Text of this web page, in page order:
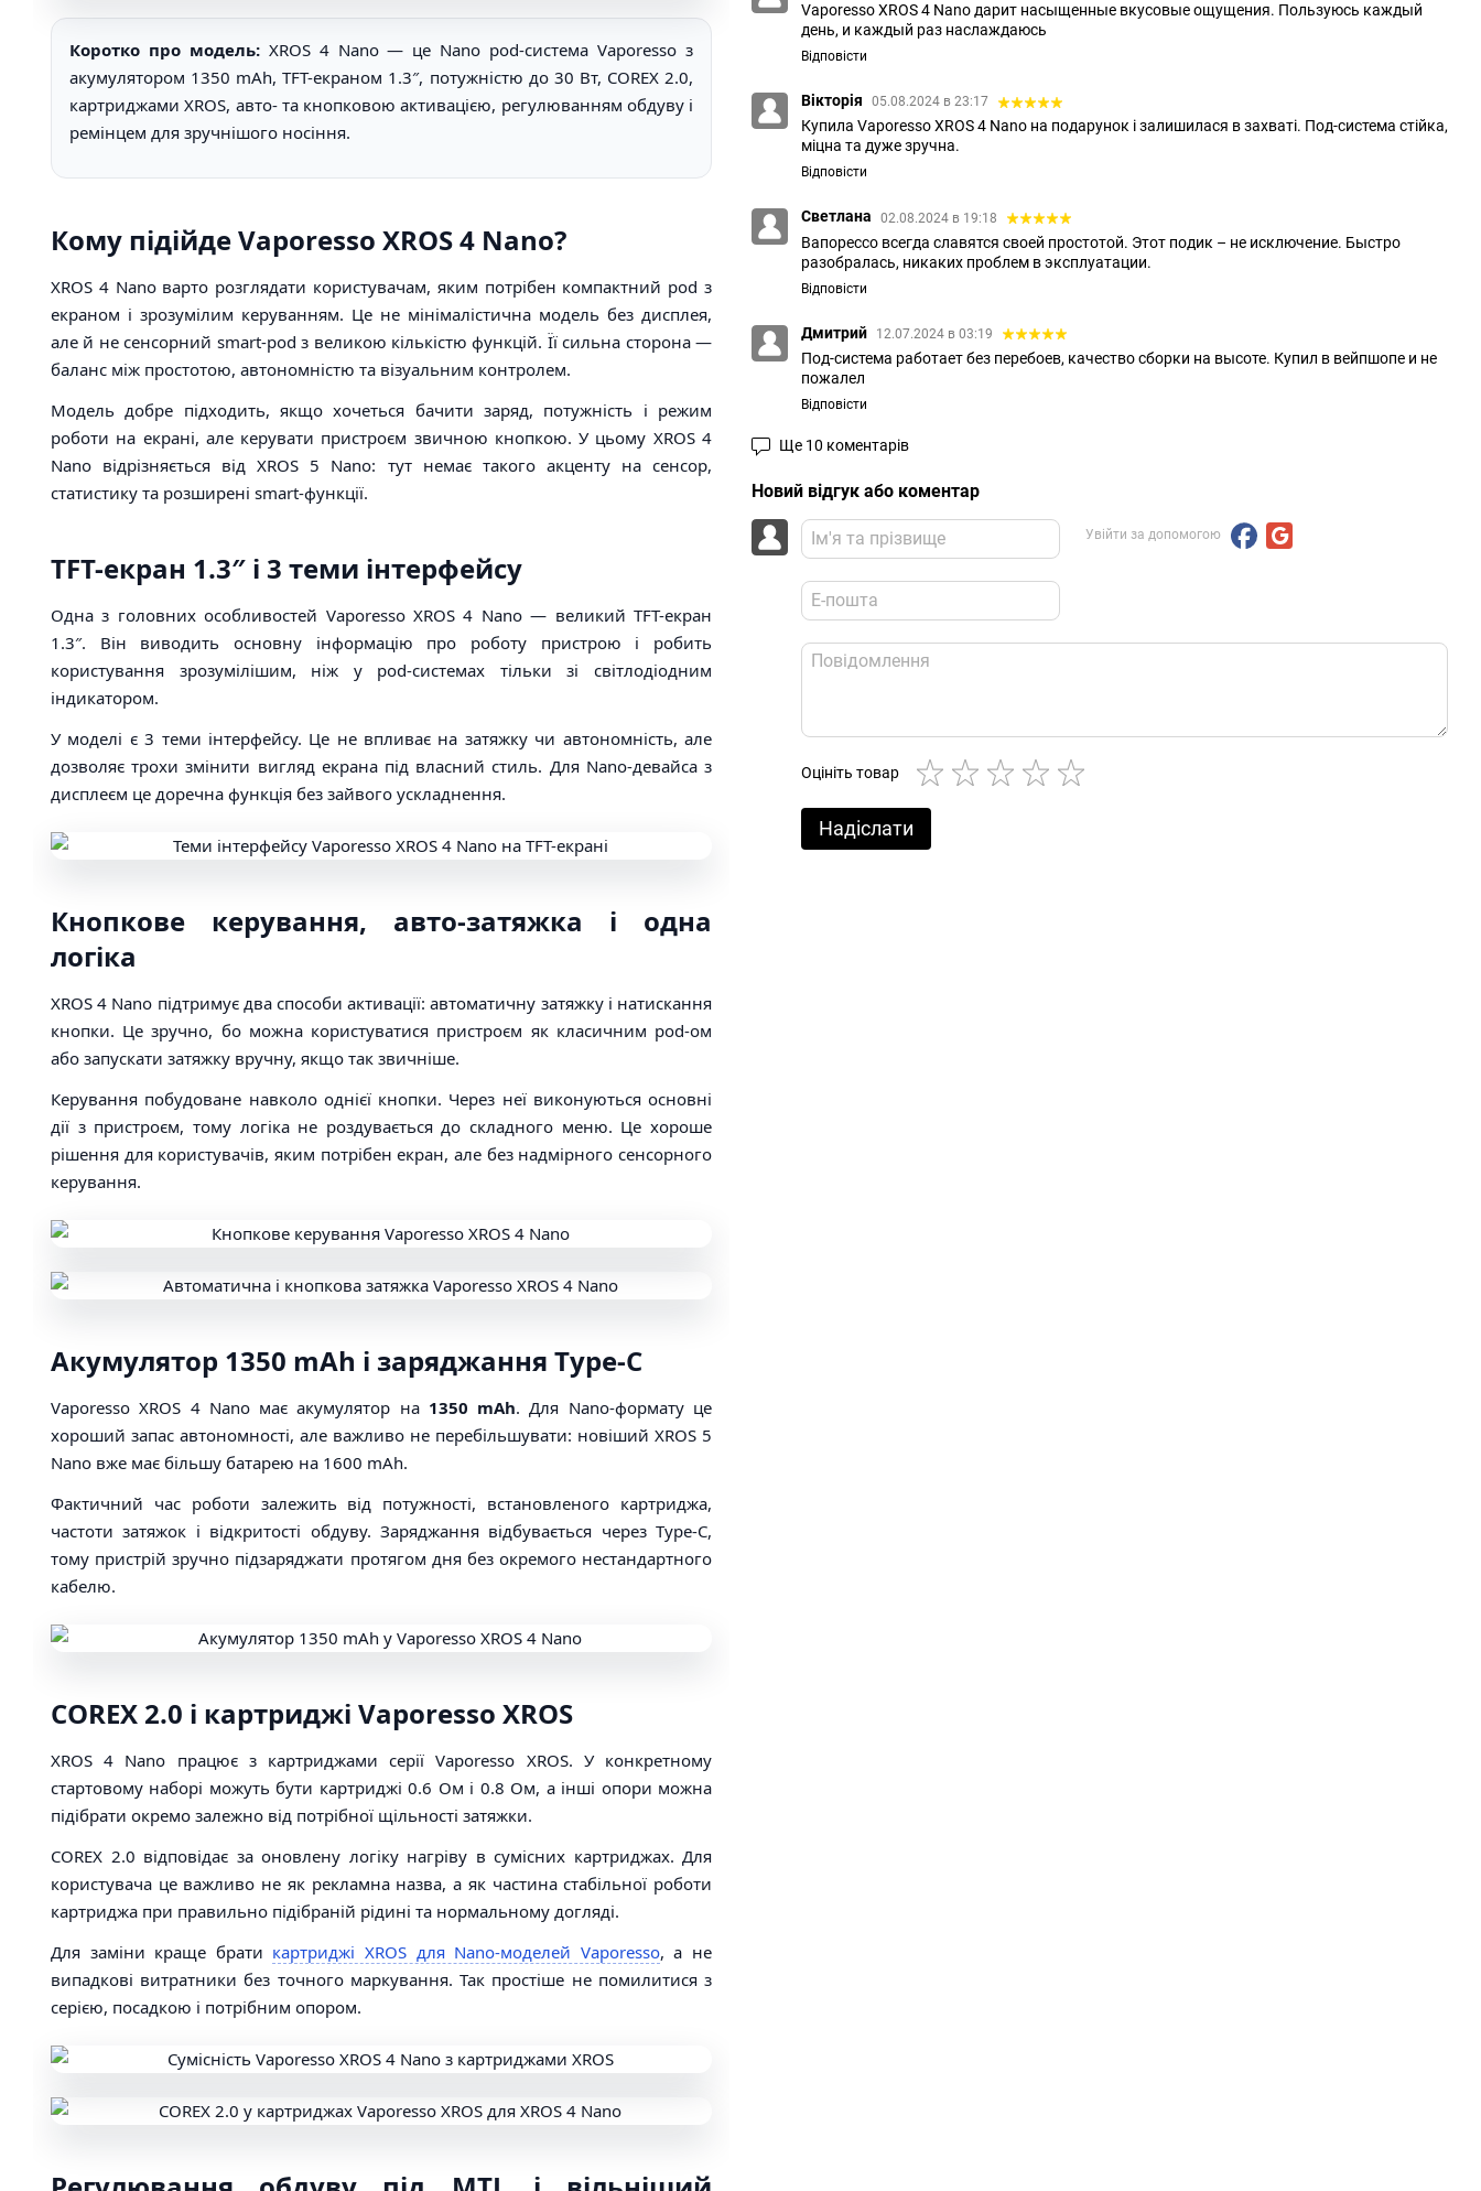
Коротко про модель:XROS 4 Nano — це Nano pod-система Vaporesso з
акумулятором 1350 mAh, TFT-екраном 1.3″, потужністю до 30 Вт, COREX 2.0,
картриджами XROS, авто- та кнопковою активацією, регулюванням обдуву і
ремінцем для зручнішого носіння.
Кому підійде Vaporesso XROS 4 Nano?
XROS 4 Nano варто розглядати користувачам, яким потрібен компактний pod з
екраном і зрозумілим керуванням. Це не мінімалістична модель без дисплея,
але й не сенсорний smart-pod з великою кількістю функцій. Її сильна сторона —
баланс між простотою, автономністю та візуальним контролем.
Модель добре підходить, якщо хочеться бачити заряд, потужність і режим
роботи на екрані, але керувати пристроєм звичною кнопкою. У цьому XROS 4
Nano відрізняється від XROS 5 Nano: тут немає такого акценту на сенсор,
статистику та розширені smart-функції.
TFT-екран 1.3″ і 3 теми інтерфейсу
Одна з головних особливостей Vaporesso XROS 4 Nano — великий TFT-екран
1.3″. Він виводить основну інформацію про роботу пристрою і робить
користування зрозумілішим, ніж у pod-системах тільки зі світлодіодним
індикатором.
У моделі є 3 теми інтерфейсу. Це не впливає на затяжку чи автономність, але
дозволяє трохи змінити вигляд екрана під власний стиль. Для Nano-девайса з
дисплеєм це доречна функція без зайвого ускладнення.
Кнопкове керування, авто-затяжка і одна
логіка
XROS 4 Nano підтримує два способи активації: автоматичну затяжку і натискання
кнопки. Це зручно, бо можна користуватися пристроєм як класичним pod-ом
або запускати затяжку вручну, якщо так звичніше.
Керування побудоване навколо однієї кнопки. Через неї виконуються основні
дії з пристроєм, тому логіка не роздувається до складного меню. Це хороше
рішення для користувачів, яким потрібен екран, але без надмірного сенсорного
керування.
Акумулятор 1350 mAh і заряджання Type-C
Vaporesso XROS 4 Nano має акумулятор на 1350 mAh. Для Nano-формату це
хороший запас автономності, але важливо не перебільшувати: новіший XROS 5
Nano вже має більшу батарею на 1600 mAh.
Фактичний час роботи залежить від потужності, встановленого картриджа,
частоти затяжок і відкритості обдуву. Заряджання відбувається через Type-C,
тому пристрій зручно підзаряджати протягом дня без окремого нестандартного
кабелю.
COREX 2.0 і картриджі Vaporesso XROS
XROS 4 Nano працює з картриджами серії Vaporesso XROS. У конкретному
стартовому наборі можуть бути картриджі 0.6 Ом і 0.8 Ом, а інші опори можна
підібрати окремо залежно від потрібної щільності затяжки.
COREX 2.0 відповідає за оновлену логіку нагріву в сумісних картриджах. Для
користувача це важливо не як рекламна назва, а як частина стабільної роботи
картриджа при правильно підібраній рідині та нормальному догляді.
Для заміни краще брати картриджі XROS для Nano-моделей Vaporesso, а не
випадкові витратники без точного маркування. Так простіше не помилитися з
серією, посадкою і потрібним опором.
Vaporesso XROS 4 Nano дарит насыщенные вкусовые ощущения. Пользуюсь каждый
день, и каждый раз наслаждаюсь
Відповісти
Вікторія 05.08.2024 в 23:17
Купила Vaporesso XROS 4 Nano на подарунок і залишилася в захваті. Под-система стійка,
міцна та дуже зручна.
Відповісти
Светлана 02.08.2024 в 19:18
Вапорессо всегда славятся своей простотой. Этот подик – не исключение. Быстро
разобралась, никаких проблем в эксплуатации.
Відповісти
Дмитрий 12.07.2024 в 03:19
Под-система работает без перебоев, качество сборки на высоте. Купил в вейпшопе и не
пожалел
Відповісти
Ще 10 коментарів
Новий відгук або коментар
Увійти за допомогою
Оцініть товар
Надіслати